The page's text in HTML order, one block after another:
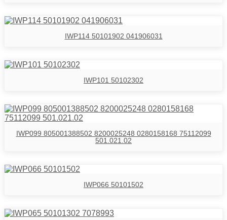
IWP114 50101902 041906031
IWP101 50102302
IWP099 805001388502 8200025248 0280158168 75112099
501.021.02
IWP066 50101502